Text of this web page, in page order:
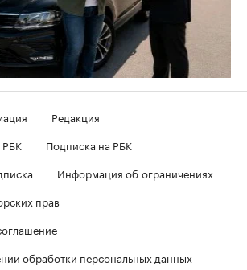
Редакция
РБК
Подписка на РБК
Информация об ограничениях
прав
обработки персональных данных